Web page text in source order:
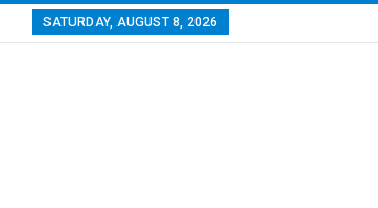
SATURDAY, AUGUST 8, 2026